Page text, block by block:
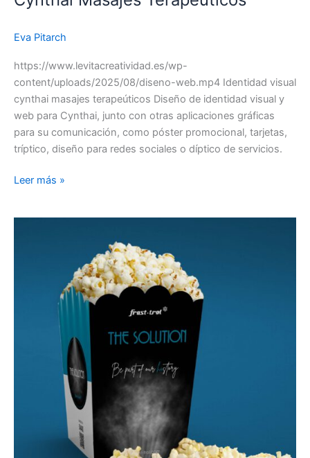
Eva Pitarch
https://www.levitacreatividad.es/wp-
content/uploads/2025/08/diseno-web.mp4 Identidad visual
cynthai masajes terapeúticos Diseño de identidad visual y
web para Cynthai, junto con otras aplicaciones gráficas
para su comunicación, como póster promocional, tarjetas,
tríptico, diseño para redes sociales o díptico de servicios.
Leer más »